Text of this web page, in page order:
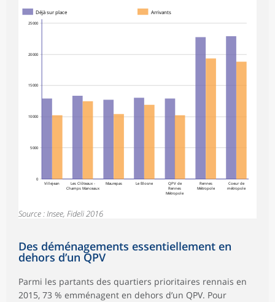
0
5 000
10 000
15 000
20 000
25 000
Villejean Les Clôteaux -
Champs Manceaux
Maurepas Le Blosne QPV de
Rennes
Métropole
Rennes
Métropole
Coeur de
métropole
Déjà sur place Arrivants
Source : Insee, Fideli 2016
Des déménagements essentiellement en
dehors d’un QPV
Parmi les partants des quartiers prioritaires rennais en
2015, 73 % emménagent en dehors d’un QPV. Pour